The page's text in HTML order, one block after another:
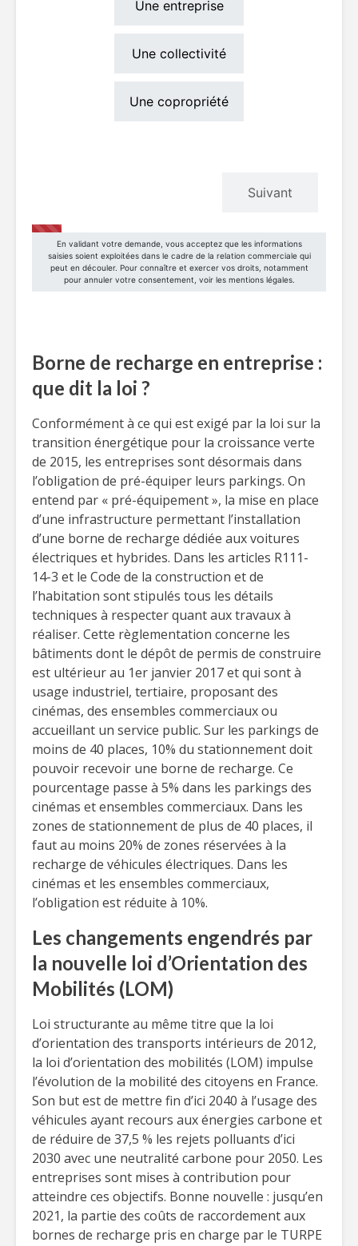
Borne de recharge en entreprise :
que dit la loi ?
Conformément à ce qui est exigé par la loi sur la
transition énergétique pour la croissance verte
de 2015, les entreprises sont désormais dans
l’obligation de pré-équiper leurs parkings. On
entend par « pré-équipement », la mise en place
d’une infrastructure permettant l’installation
d’une borne de recharge dédiée aux voitures
électriques et hybrides. Dans les articles R111-
14-3 et le Code de la construction et de
l’habitation sont stipulés tous les détails
techniques à respecter quant aux travaux à
réaliser. Cette règlementation concerne les
bâtiments dont le dépôt de permis de construire
est ultérieur au 1er janvier 2017 et qui sont à
usage industriel, tertiaire, proposant des
cinémas, des ensembles commerciaux ou
accueillant un service public. Sur les parkings de
moins de 40 places, 10% du stationnement doit
pouvoir recevoir une borne de recharge. Ce
pourcentage passe à 5% dans les parkings des
cinémas et ensembles commerciaux. Dans les
zones de stationnement de plus de 40 places, il
faut au moins 20% de zones réservées à la
recharge de véhicules électriques. Dans les
cinémas et les ensembles commerciaux,
l’obligation est réduite à 10%.
Les changements engendrés par
la nouvelle loi d’Orientation des
Mobilités (LOM)
Loi structurante au même titre que la loi
d’orientation des transports intérieurs de 2012,
la loi d’orientation des mobilités (LOM) impulse
l’évolution de la mobilité des citoyens en France.
Son but est de mettre fin d’ici 2040 à l’usage des
véhicules ayant recours aux énergies carbone et
de réduire de 37,5 % les rejets polluants d’ici
2030 avec une neutralité carbone pour 2050. Les
entreprises sont mises à contribution pour
atteindre ces objectifs. Bonne nouvelle : jusqu’en
2021, la partie des coûts de raccordement aux
bornes de recharge pris en charge par le TURPE